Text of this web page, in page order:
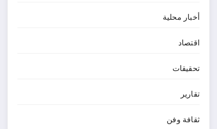
أخبار محلية
اقتصاد
تحقيقات
تقارير
ثقافة وفن